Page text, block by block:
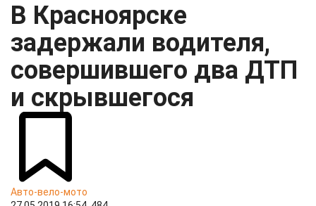
В Красноярске
задержали водителя,
совершившего два ДТП
и скрывшегося
Авто-вело-мото